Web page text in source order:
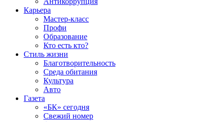
Карьера
Мастер-класс
Профи
Образование
Кто есть кто?
Стиль жизни
Благотворительность
Среда обитания
Культура
Авто
Газета
«БК» сегодня
Свежий номер